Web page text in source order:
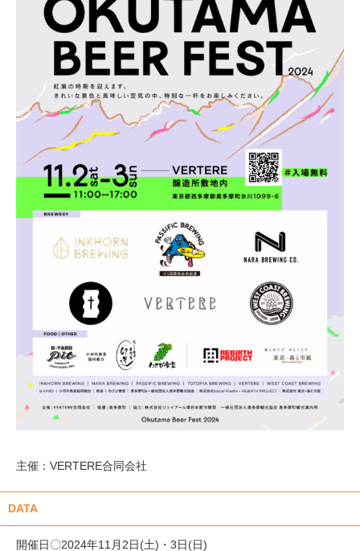
主催：VERTERE合同会社
DATA
開催日〇2024年11月2日(土)・3日(日)